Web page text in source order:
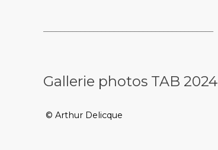
Gallerie photos TAB 2024
© Arthur Delicque